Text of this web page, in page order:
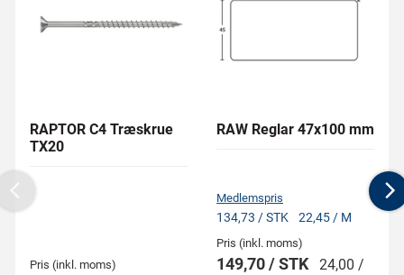
RAPTOR C4 Træskrue
TX20
Pris (inkl. moms)
RAW Reglar 47x100 mm
Medlemspris
134,73 / STK 22,45 / M
Pris (inkl. moms)
149,70 / STK 24,00 /
Previous